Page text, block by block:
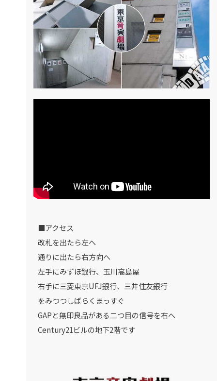
■アクセス
改札を出たら左へ
通りに出たら右方向へ
左手にみずほ銀行、玉川高島屋
右手に三菱東京UFJ銀行、三井住友銀行
をみつつしばらくまっすぐ
GAPと無印良品がある二つ目の信号を右へ
Century21ビルの地下2階です